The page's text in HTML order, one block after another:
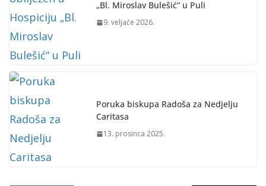
„Bl. Miroslav Bulešić“ u Puli
9. veljače 2026.
Poruka biskupa Radoša za Nedjelju
Caritasa
13. prosinca 2025.